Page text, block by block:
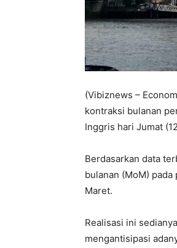
(Vibiznews –
kontraksi bulanan
Inggris hari Jumat
Berdasarkan data
bulanan (MoM)
Maret.
Realisasi ini
mengantisipasi